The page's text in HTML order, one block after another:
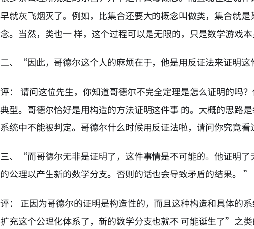
早就灰飞烟灭了。例如，比集合还要大的概念叫做类，集合就
念。当然，类也一 样，这个过程可以是无限的，只是数学游戏本
二、“因此，哥德尔这个人的麻烦在于，他是用反证法来证明这
评： 请问这位先生，你知道哥德尔不完全定理是怎么证明的吗
典型。哥德尔恰好是用构造的方法证明这件事 的。大概的思路
系统中不能被判定。哥德尔什么时候用反证法啦，请问你究竟
三、“而哥德尔无非是证明了，这件事情是不可能的。他证明
的公理以产生新的数学分支。否则的话也会导致矛盾的结果。 ”
评： 正因为哥德尔的证明是构造性的，而且这种构造和具体的
扩充这个公理化体系了，新的数学分支也就不 可能诞生了”之